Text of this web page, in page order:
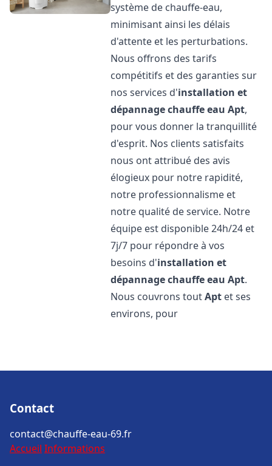
système de chauffe-eau,
minimisant ainsi les délais
d'attente et les perturbations.
Nous offrons des tarifs
compétitifs et des garanties sur
nos services d'installation et
dépannage chauffe eau Apt,
pour vous donner la tranquillité
d'esprit. Nos clients satisfaits
nous ont attribué des avis
élogieux pour notre rapidité,
notre professionnalisme et
notre qualité de service. Notre
équipe est disponible 24h/24 et
7j/7 pour répondre à vos
besoins d'installation et
dépannage chauffe eau Apt.
Nous couvrons toutApt et ses
environs, pour
Contact
contact@chauffe-eau-69.fr
Accueil Informations